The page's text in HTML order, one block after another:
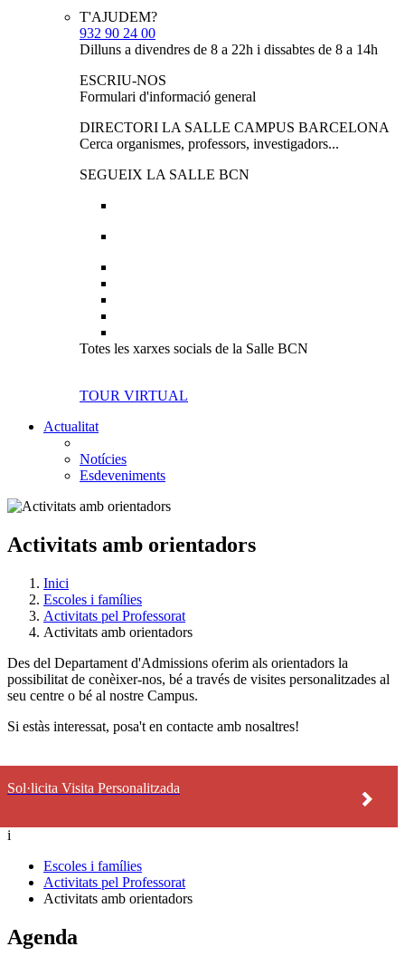
T'AJUDEM?
932 90 24 00
Dilluns a divendres de 8 a 22h i dissabtes de 8 a 14h
ESCRIU-NOS
Formulari d'informació general
DIRECTORI LA SALLE CAMPUS BARCELONA
Cerca organismes, professors, investigadors...
SEGUEIX LA SALLE BCN
Totes les xarxes socials de la Salle BCN
TOUR VIRTUAL
Actualitat
Notícies
Esdeveniments
Activitats amb orientadors
Inici
Escoles i famílies
Activitats pel Professorat
Activitats amb orientadors
Des del Departament d'Admissions oferim als orientadors la
possibilitat de conèixer-nos, bé a través de visites personalitzades al
seu centre o bé al nostre Campus.
Si estàs interessat, posa't en contacte amb nosaltres!
Sol·licita Visita Personalitzada
i
Escoles i famílies
Activitats pel Professorat
Activitats amb orientadors
Agenda